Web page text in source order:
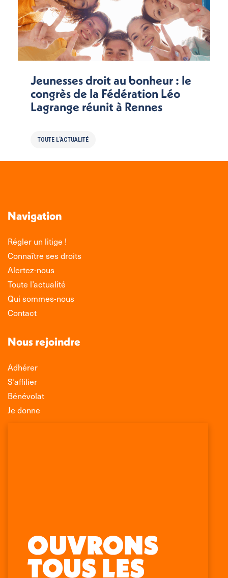
Jeunesses droit au bonheur : le
congrès de la Fédération Léo
Lagrange réunit à Rennes
TOUTE L'ACTUALITÉ
Navigation
Régler un litige !
Connaître ses droits
Alertez-nous
Toute l’actualité
Qui sommes-nous
Contact
Nous rejoindre
Adhérer
S’affilier
Bénévolat
Je donne
Retrouvez-nous sur :
La
page
La
page
La
page